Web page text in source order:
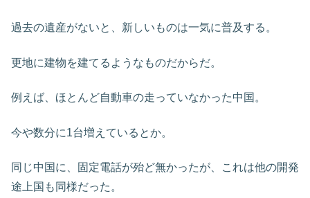
過去の遺産がないと、新しいものは一気に普及する。
更地に建物を建てるようなものだからだ。
例えば、ほとんど自動車の走っていなかった中国。
今や数分に1台増えているとか。
同じ中国に、固定電話が殆ど無かったが、これは他の開発
途上国も同様だった。